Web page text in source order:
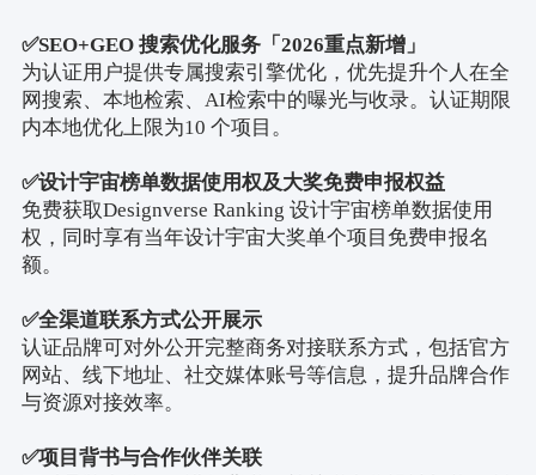
✅SEO+GEO 搜索优化服务「 2026重点新增」
为认证用户提供专属搜索引擎优化，优先提升个人在全
网搜索、本地检索、 AI检索中的曝光与收录。认证期限
内本地优化上限为10 个项目。
✅设计宇宙榜单数据使用权及大奖免费申报权益
免费获取Designverse Ranking 设计宇宙榜单数据使用
权，同时享有当年设计宇宙大奖单个项目免费申报名
额。
✅全渠道联系方式公开展示
认证品牌可对外公开完整商务对接联系方式，包括官方
网站、线下地址、社交媒体账号等信息，提升品牌合作
与资源对接效率。
✅项目背书与合作伙伴关联